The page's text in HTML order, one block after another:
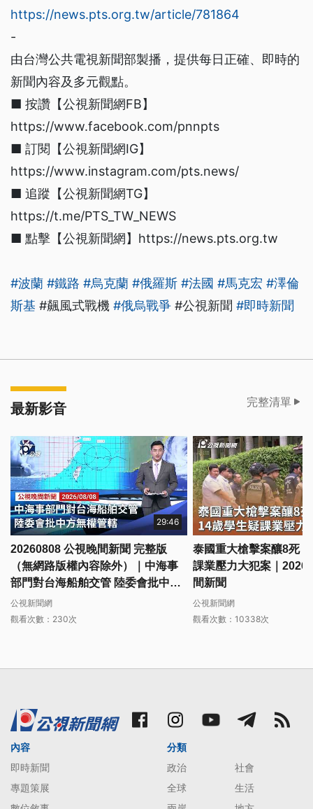
https://news.pts.org.tw/article/781864
-
由台灣公共電視新聞部製播，提供每日正確、即時的
新聞內容及多元觀點。
■ 按讚【公視新聞網FB】
https://www.facebook.com/pnnpts
■ 訂閱【公視新聞網IG】
https://www.instagram.com/pts.news/
■ 追蹤【公視新聞網TG】
https://t.me/PTS_TW_NEWS
■ 點擊【公視新聞網】https://news.pts.org.tw
#波蘭 #鐵路 #烏克蘭 #俄羅斯 #法國 #馬克宏 #澤倫
斯基 #飆風式戰機 #俄烏戰爭 #公視新聞 #即時新聞
最新影音 完整清單
29:46
20260808 公視晚間新聞 完整版
（無網路版權內容除外）｜中海事
部門對台海船舶交管 陸委會批中方
無權管轄
公視新聞網
觀看次數：230次
泰國重大槍擊案釀8死
課業壓力大犯案｜
間新聞
公視新聞網
觀看次數：10338次
內容
即時新聞
專題策展
分類
政治
社會
全球
生活